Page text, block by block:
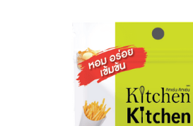
Snack Seasoning
Meat Processing
Kitchen Kitchen
Let's Plant Meat
Search